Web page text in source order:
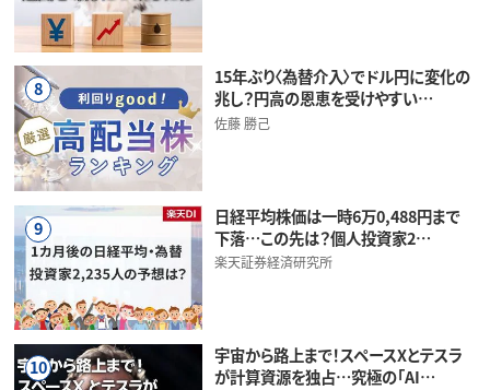
8
15年ぶり〈為替介入〉でドル円に変化の
兆し？円高の恩恵を受けやすい…
佐藤 勝己
9
日経平均株価は一時6万0,488円まで
下落…この先は？個人投資家2…
楽天証券経済研究所
10
宇宙から路上まで！スペースXとテスラ
が計算資源を独占…究極の「AI…